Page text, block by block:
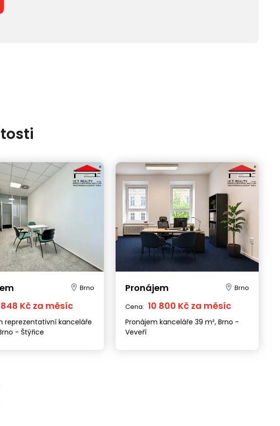
Brno
Kč za měsíc
reprezentativní kanceláře
- Štýřice
Pronájem Brno
Cena: 10 800 Kč za měsíc
Pronájem kanceláře 39 m², Brno -
Veveří